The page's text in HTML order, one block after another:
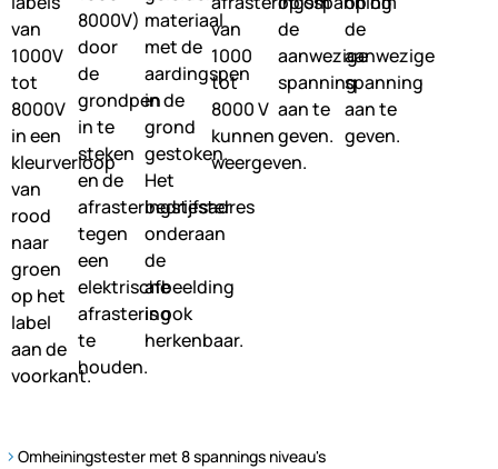
Omheiningstester met 8 spannings niveau's